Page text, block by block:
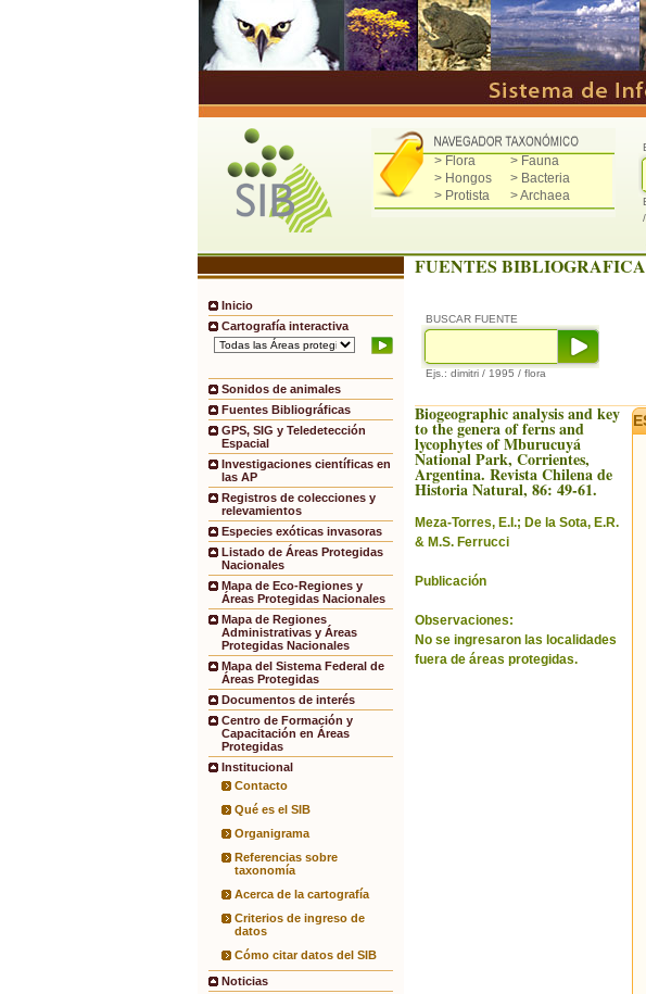
> Flora
> Fauna
> Hongos
> Bacteria
> Protista
> Archaea
Inicio
Cartografía interactiva
Sonidos de animales
Fuentes Bibliográficas
GPS, SIG y Teledetección
Espacial
Investigaciones científicas en
las AP
Registros de colecciones y
relevamientos
Especies exóticas invasoras
Listado de Áreas Protegidas
Nacionales
Mapa de Eco-Regiones y
Áreas Protegidas Nacionales
Mapa de Regiones
Administrativas y Áreas
Protegidas Nacionales
Mapa del Sistema Federal de
Áreas Protegidas
Documentos de interés
Centro de Formación y
Capacitación en Áreas
Protegidas
Institucional
Contacto
Qué es el SIB
Organigrama
Referencias sobre
taxonomía
Acerca de la cartografía
Criterios de ingreso de
datos
Cómo citar datos del SIB
Noticias
FUENTES
BUSCAR FUENTE
Ejs.: dimitri / 1995 / flora
Biogeographic analysis and key
to the genera of ferns and
lycophytes of Mburucuyá
National Park, Corrientes,
Argentina. Revista Chilena de
Historia Natural, 86: 49-61.
Meza-Torres, E.I.; De la Sota, E.R.
& M.S. Ferrucci
Publicación
Observaciones:
No se ingresaron las localidades
fuera de áreas protegidas.